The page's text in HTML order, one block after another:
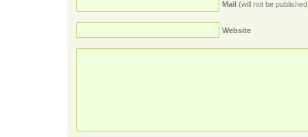
Mail (will not be
Website